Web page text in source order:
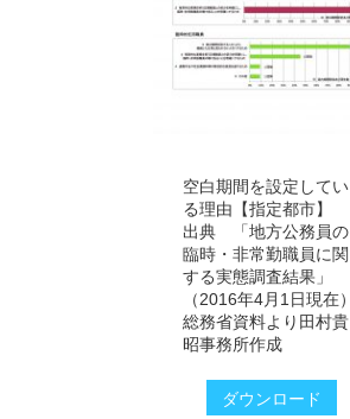
空白期間を設定してい
る理由【指定都市】
出典 「地方公務員の
臨時・非常勤職員に関
する実態調査結果」
（2016年4月1日現在）
総務省資料より田村貴
昭事務所作成
ダウンロード